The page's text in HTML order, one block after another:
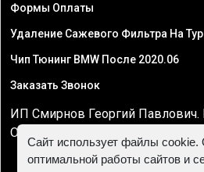
Формы Оплаты
Удаление Сажевого Фильтра На
Чип Тюнинг BMW После 2020.06
Заказать Звонок
ИП Смирнов Георгий
ОГРНИП 324470400032610
Сайт использует файлы
оптимальной работы сайтов и